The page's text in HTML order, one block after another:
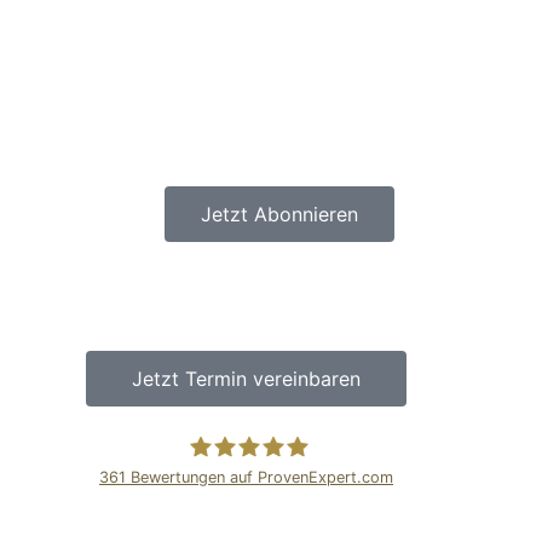
Jetzt Abonnieren
Jetzt Termin vereinbaren
361 Bewertungen auf ProvenExpert.com